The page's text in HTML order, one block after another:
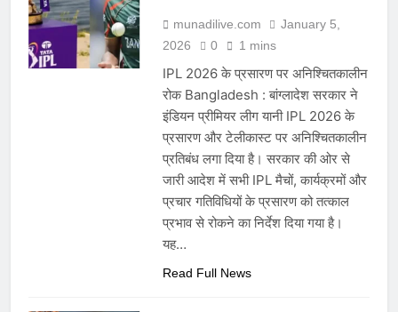
munadilive.com
January 5,
2026
0 1 mins
IPL 2026 के प्रसारण पर अनिश्चितकालीन
रोक Bangladesh : बांग्लादेश सरकार ने
इंडियन प्रीमियर लीग यानी IPL 2026 के
प्रसारण और टेलीकास्ट पर अनिश्चितकालीन
प्रतिबंध लगा दिया है। सरकार की ओर से
जारी आदेश में सभी IPL मैचों, कार्यक्रमों और
प्रचार गतिविधियों के प्रसारण को तत्काल
प्रभाव से रोकने का निर्देश दिया गया है।
यह…
Read Full News